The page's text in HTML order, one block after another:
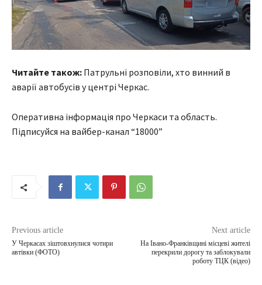
Читайте також: Патрульні розповіли, хто винний в
аварії автобусів у центрі Черкас.
Оперативна інформація про Черкаси та область.
Підписуйся на вайбер-канал “18000”
Previous article
У Черкасах зіштовхнулися чотири
автівки (ФОТО)
Next article
На Івано-Франківщині місцеві жителі
перекрили дорогу та заблокували
роботу ТЦК (відео)